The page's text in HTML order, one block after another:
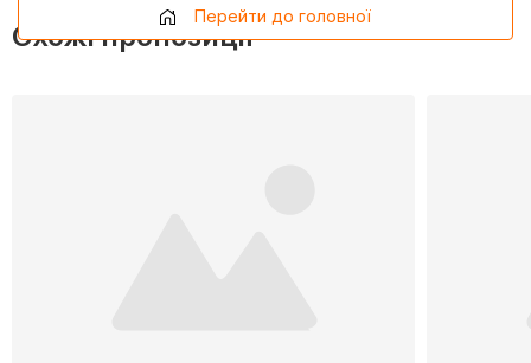
Перейти до головної
Схожі пропозиції